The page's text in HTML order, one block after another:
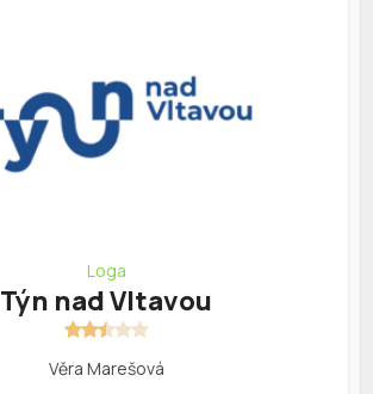
Loga
Týn nad Vltavou
Věra Marešová